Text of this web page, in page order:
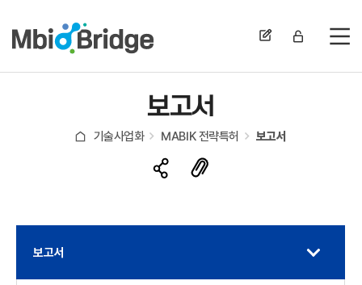
전
보고서
기술사업화 MABIK 전략특허 보고서
보고서